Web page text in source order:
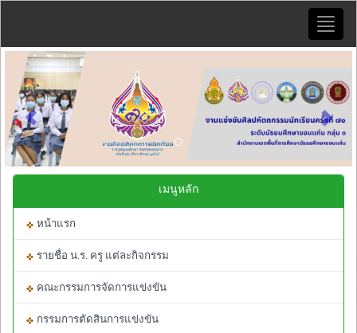
Toggle
Previous
เมนูหลัก
หน้าแรก
รายชื่อ น.ร. ครู แต่ละกิจกรรม
คณะกรรมการจัดการแข่งขัน
กรรมการตัดสินการแข่งขัน